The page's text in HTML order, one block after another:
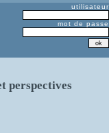
utilisateur
mot de passe
perspectives